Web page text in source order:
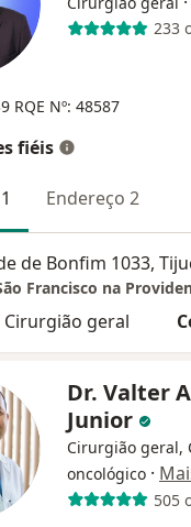
233
RQE Nº: 48587
fiéis
Endereço 2
Francisco na
Cirurgião geral
Dr. Valter
Junior
Cirurgião geral,
oncológico ·
505